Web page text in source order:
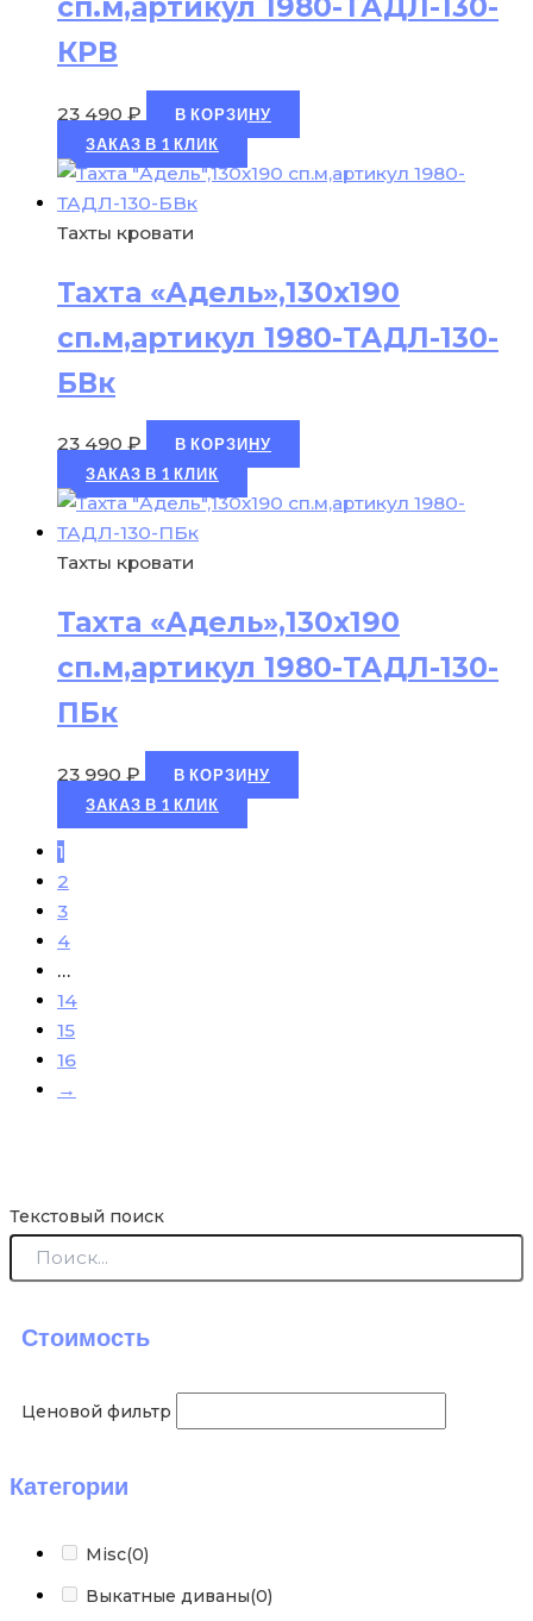
Текстовый поиск
Стоимость
Ценовой фильтр
Категории
Misc(0)
Выкатные диваны(0)
КРВ
23 490 ₽
В КОРЗИНУ
ЗАКАЗ В 1 КЛИК
Тахты кровати
Тахта «Адель»,130х190
сп.м,артикул 1980-ТАДЛ-130-
БВк
23 490 ₽
В КОРЗИНУ
ЗАКАЗ В 1 КЛИК
Тахты кровати
Тахта «Адель»,130х190
сп.м,артикул 1980-ТАДЛ-130-
ПБк
23 990 ₽
В КОРЗИНУ
ЗАКАЗ В 1 КЛИК
1
2
3
4
…
14
15
16
→